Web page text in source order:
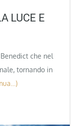
LUCE E
che nel
tornando in